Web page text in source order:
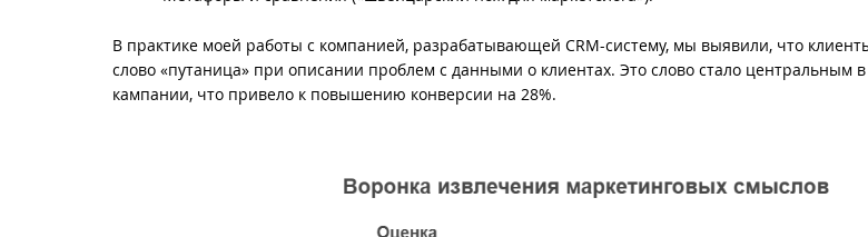
В практике моей работы с компанией, разрабатывающей CRM-систему, мы выявили, что
слово «путаница» при описании проблем с данными о клиентах. Это слово стало центральным
кампании, что привело к повышению конверсии на 28%.